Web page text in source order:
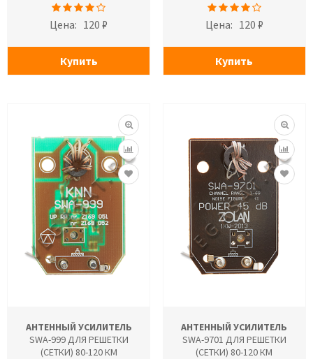
Цена: 120 ₽
Купить
Цена: 120 ₽
Купить
АНТЕННЫЙ УСИЛИТЕЛЬ
SWA-999 ДЛЯ РЕШЕТКИ
(СЕТКИ) 80-120 КМ
АНТЕННЫЙ УСИЛИТЕЛЬ
SWA-9701 ДЛЯ РЕШЕТКИ
(СЕТКИ) 80-120 КМ